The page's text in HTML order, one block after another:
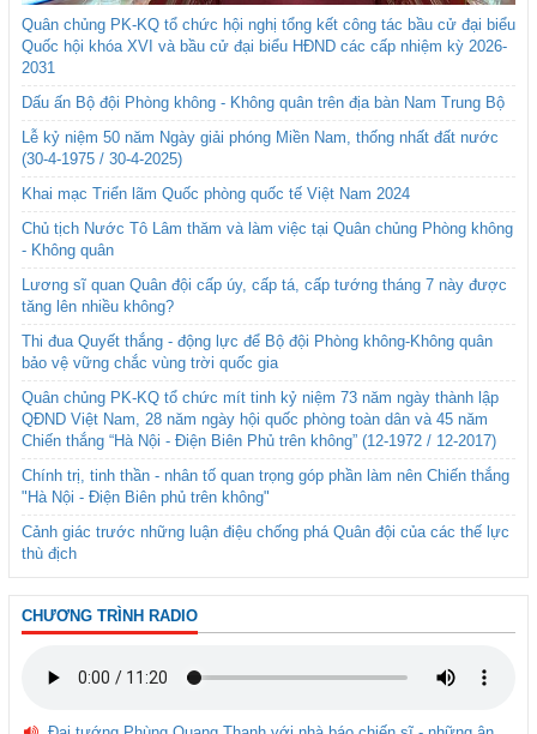
Quân chủng PK-KQ tổ chức hội nghị tổng kết công tác bầu cử đại biểu
Quốc hội khóa XVI và bầu cử đại biểu HĐND các cấp nhiệm kỳ 2026-
2031
Dấu ấn Bộ đội Phòng không - Không quân trên địa bàn Nam Trung Bộ
Lễ kỷ niệm 50 năm Ngày giải phóng Miền Nam, thống nhất đất nước
(30-4-1975 / 30-4-2025)
Khai mạc Triển lãm Quốc phòng quốc tế Việt Nam 2024
Chủ tịch Nước Tô Lâm thăm và làm việc tại Quân chủng Phòng không
- Không quân
Lương sĩ quan Quân đội cấp úy, cấp tá, cấp tướng tháng 7 này được
tăng lên nhiều không?
Thi đua Quyết thắng - động lực để Bộ đội Phòng không-Không quân
bảo vệ vững chắc vùng trời quốc gia
Quân chủng PK-KQ tổ chức mít tinh kỷ niệm 73 năm ngày thành lập
QĐND Việt Nam, 28 năm ngày hội quốc phòng toàn dân và 45 năm
Chiến thắng “Hà Nội - Điện Biên Phủ trên không” (12-1972 / 12-2017)
Chính trị, tinh thần - nhân tố quan trọng góp phần làm nên Chiến thắng
"Hà Nội - Điện Biên phủ trên không"
Cảnh giác trước những luận điệu chống phá Quân đội của các thế lực
thù địch
CHƯƠNG TRÌNH RADIO